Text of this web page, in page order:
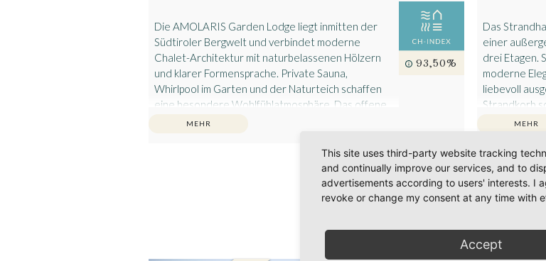
Die AMOLARIS Garden Lodge liegt inmitten der
Südtiroler Bergwelt und verbindet moderne
Chalet-Architektur mit naturbelassenen Hölzern
und klarer Formensprache. Private Sauna,
Whirlpool im Garten und der Naturteich schaffen
eine besondere Wohlfühlatmosphäre. Das offene
Raumkonzept und der Blick auf die umliegenden
MEHR
93,50%
Das
einer
drei Etagen.
moderne
liebevoll
Strandkorb
RäumeMEHR
This site uses third-party website tracking
and continually improve our services, and to
advertisements according to users' interests. I
revoke or change my consent at any time with
Accept